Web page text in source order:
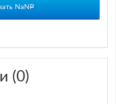
NaNP
(0)